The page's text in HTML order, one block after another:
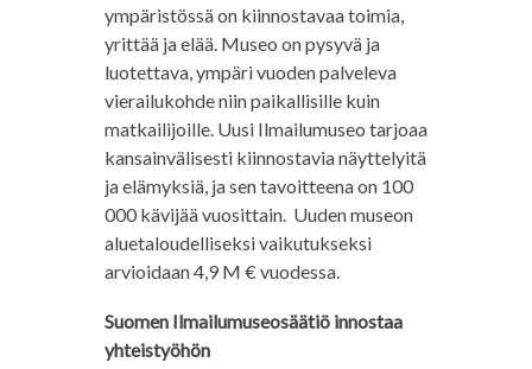
ympäristössä on kiinnostavaa toimia,
yrittää ja elää. Museo on pysyvä ja
luotettava, ympäri vuoden palveleva
vierailukohde niin paikallisille kuin
matkailijoille. Uusi Ilmailumuseo tarjoaa
kansainvälisesti kiinnostavia näyttelyitä
ja elämyksiä, ja sen tavoitteena on 100
000 kävijää vuosittain. Uuden museon
aluetaloudelliseksi vaikutukseksi
arvioidaan 4,9 M € vuodessa.
Suomen Ilmailumuseosäätiö innostaa
yhteistyöhön